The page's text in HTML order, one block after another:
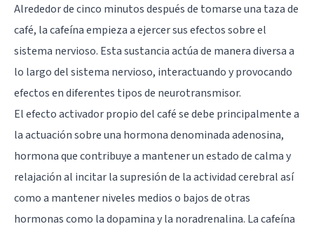
Alrededor de cinco minutos después de tomarse una taza de
café, la cafeína empieza a ejercer sus efectos sobre el
sistema nervioso. Esta sustancia actúa de manera diversa a
lo largo del sistema nervioso, interactuando y provocando
efectos en diferentes tipos de neurotransmisor.
El efecto activador propio del café se debe principalmente a
la actuación sobre una hormona denominada adenosina,
hormona que contribuye a mantener un estado de calma y
relajación al incitar la supresión de la actividad cerebral así
como a mantener niveles medios o bajos de otras
hormonas como ladopaminay la noradrenalina. La cafeína